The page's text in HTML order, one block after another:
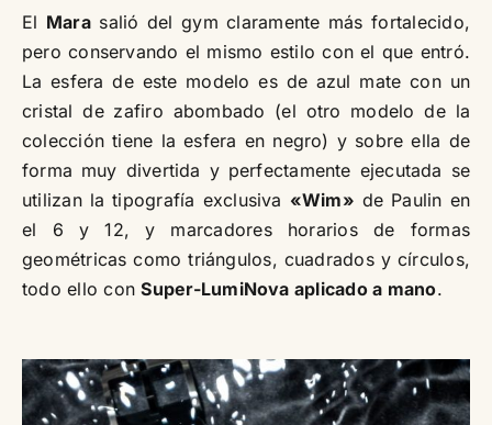
El Marasalió del gym claramente más fortalecido,
pero conservando el mismo estilo con el que entró.
La esfera de este modelo es de azul mate con un
cristal de zafiro abombado (el otro modelo de la
colección tiene la esfera en negro) y sobre ella de
forma muy divertida y perfectamente ejecutada se
utilizan la tipografía exclusiva «Wim» de Paulin en
el 6 y 12, y marcadores horarios de formas
geométricas como triángulos, cuadrados y círculos,
todo ello conSuper-LumiNova aplicado a mano.